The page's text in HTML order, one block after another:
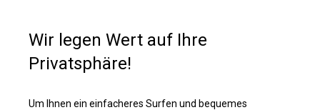
Ganzjähriges Catering-Zelt | 8x16 m
Wir legen Wert auf Ihre
Privatsphäre!
Um Ihnen ein einfacheres Surfen und bequemes